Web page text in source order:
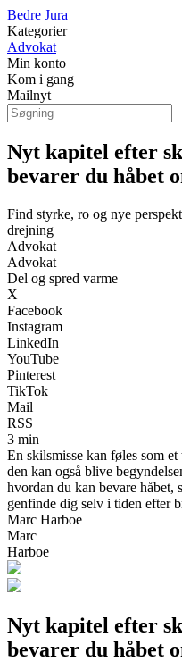
Bedre Jura
Kategorier
Advokat
Min konto
Kom i gang
Mailnyt
Nyt kapitel efter
bevarer du håbet
Find styrke, ro og nye
drejning
Advokat
Advokat
Del og spred varme
X
Facebook
Instagram
LinkedIn
YouTube
Pinterest
TikTok
Mail
RSS
3 min
En skilsmisse kan føles som
den kan også blive
hvordan du kan bevare håbet,
genfinde dig selv i tiden efter
Marc Harboe
Marc
Harboe
Nyt kapitel efter
bevarer du håbet